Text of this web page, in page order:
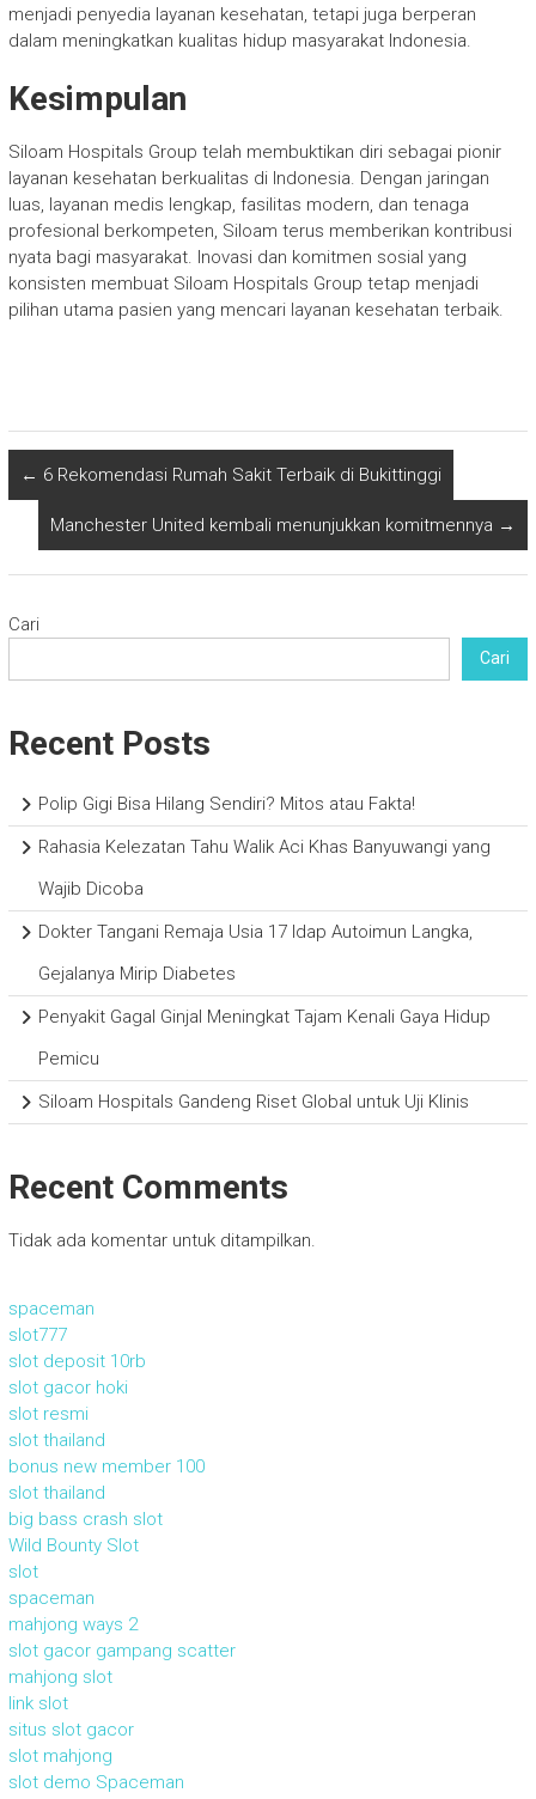
menjadi penyedia layanan kesehatan, tetapi juga berperan
dalam meningkatkan kualitas hidup masyarakat Indonesia.
Kesimpulan
Siloam Hospitals Group telah membuktikan diri sebagai pionir
layanan kesehatan berkualitas di Indonesia. Dengan jaringan
luas, layanan medis lengkap, fasilitas modern, dan tenaga
profesional berkompeten, Siloam terus memberikan kontribusi
nyata bagi masyarakat. Inovasi dan komitmen sosial yang
konsisten membuat Siloam Hospitals Group tetap menjadi
pilihan utama pasien yang mencari layanan kesehatan terbaik.
← 6 Rekomendasi Rumah Sakit Terbaik di Bukittinggi
Manchester United kembali menunjukkan komitmennya →
Cari
Cari
Recent Posts
Polip Gigi Bisa Hilang Sendiri? Mitos atau Fakta!
Rahasia Kelezatan Tahu Walik Aci Khas Banyuwangi yang
Wajib Dicoba
Dokter Tangani Remaja Usia 17 Idap Autoimun Langka,
Gejalanya Mirip Diabetes
Penyakit Gagal Ginjal Meningkat Tajam Kenali Gaya Hidup
Pemicu
Siloam Hospitals Gandeng Riset Global untuk Uji Klinis
Recent Comments
Tidak ada komentar untuk ditampilkan.
spaceman
slot777
slot deposit 10rb
slot gacor hoki
slot resmi
slot thailand
bonus new member 100
slot thailand
big bass crash slot
Wild Bounty Slot
slot
spaceman
mahjong ways 2
slot gacor gampang scatter
mahjong slot
link slot
situs slot gacor
slot mahjong
slot demo Spaceman